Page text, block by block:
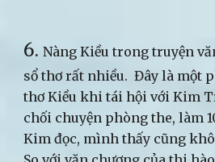
6.Nàng Kiều trong truyện
sổ thơ rất nhiều. Đây là một
thơ Kiều khi tái hội với Kim
chối chuyện phòng the, làm
Kim đọc, mình thấy cũng